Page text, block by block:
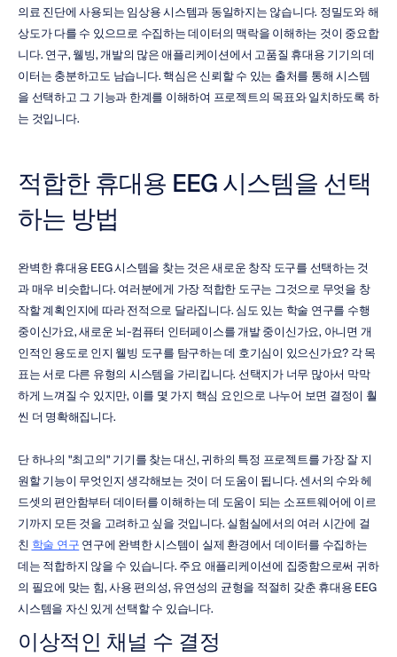
의료 진단에 사용되는 임상용 시스템과 동일하지는 않습니다. 정밀도와 해
상도가 다를 수 있으므로 수집하는 데이터의 맥락을 이해하는 것이 중요합
니다. 연구, 웰빙, 개발의 많은 애플리케이션에서 고품질 휴대용 기기의 데
이터는 충분하고도 남습니다. 핵심은 신뢰할 수 있는 출처를 통해 시스템
을 선택하고 그 기능과 한계를 이해하여 프로젝트의 목표와 일치하도록 하
는 것입니다.
적합한 휴대용 EEG 시스템을 선택
하는 방법
완벽한 휴대용 EEG 시스템을 찾는 것은 새로운 창작 도구를 선택하는 것
과 매우 비슷합니다. 여러분에게 가장 적합한 도구는 그것으로 무엇을 창
작할 계획인지에 따라 전적으로 달라집니다. 심도 있는 학술 연구를 수행
중이신가요, 새로운 뇌-컴퓨터 인터페이스를 개발 중이신가요, 아니면 개
인적인 용도로 인지 웰빙 도구를 탐구하는 데 호기심이 있으신가요? 각 목
표는 서로 다른 유형의 시스템을 가리킵니다. 선택지가 너무 많아서 막막
하게 느껴질 수 있지만, 이를 몇 가지 핵심 요인으로 나누어 보면 결정이 훨
씬 더 명확해집니다.
단 하나의 "최고의" 기기를 찾는 대신, 귀하의 특정 프로젝트를 가장 잘 지
원할 기능이 무엇인지 생각해보는 것이 더 도움이 됩니다. 센서의 수와 헤
드셋의 편안함부터 데이터를 이해하는 데 도움이 되는 소프트웨어에 이르
기까지 모든 것을 고려하고 싶을 것입니다. 실험실에서의 여러 시간에 걸
친 학술 연구 연구에 완벽한 시스템이 실제 환경에서 데이터를 수집하는
데는 적합하지 않을 수 있습니다. 주요 애플리케이션에 집중함으로써 귀하
의 필요에 맞는 힘, 사용 편의성, 유연성의 균형을 적절히 갖춘 휴대용 EEG
시스템을 자신 있게 선택할 수 있습니다.
이상적인 채널 수 결정